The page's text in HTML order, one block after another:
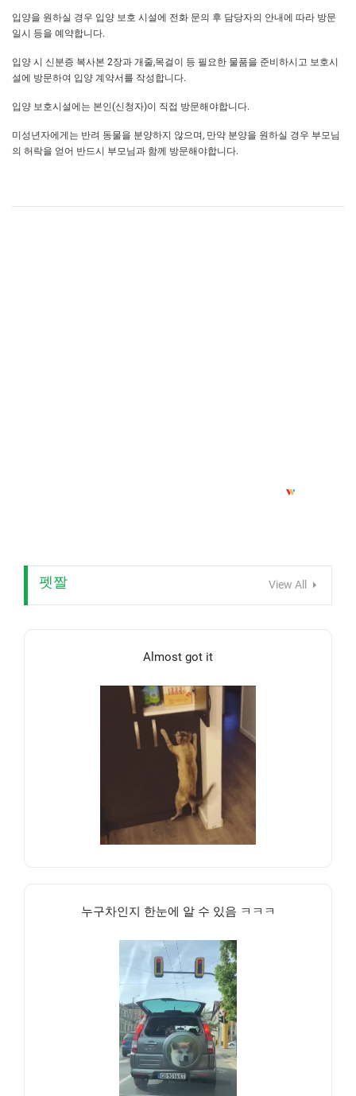
입양을 원하실 경우 입양 보호 시설에 전화 문의 후 담당자의 안내에 따라 방문
일시 등을 예약합니다.
입양 시 신분증 복사본 2장과 개줄,목걸이 등 필요한 물품을 준비하시고 보호시
설에 방문하여 입양 계약서를 작성합니다.
입양 보호시설에는 본인(신청자)이 직접 방문해야합니다.
미성년자에게는 반려 동물을 분양하지 않으며, 만약 분양을 원하실 경우 부모님
의 허락을 얻어 반드시 부모님과 함께 방문해야합니다.
펫짤 View All
Almost got it
누구차인지 한눈에 알 수 있음 ㅋㅋㅋ